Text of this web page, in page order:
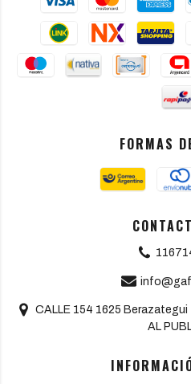
FORMAS
CALLE 154 1625
AL